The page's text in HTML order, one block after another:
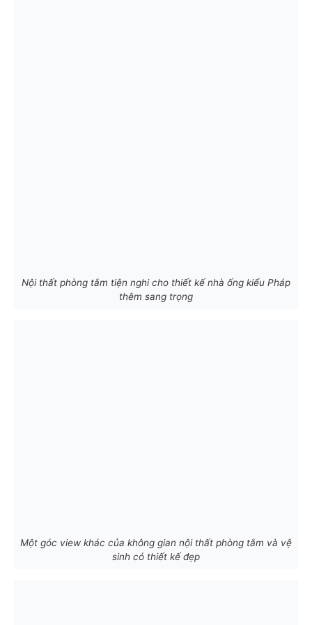
Nội thất phòng tắm tiện nghi cho thiết kế nhà ống kiểu Pháp
thêm sang trọng
Một góc view khác của không gian nội thất phòng tắm và vệ
sinh có thiết kế đẹp